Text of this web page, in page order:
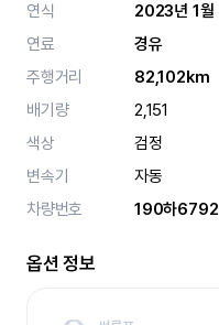
연식
2023년 1월
연료
경유
주행거리
82,102km
배기량
2,151
색상
검정
변속기
자동
차량번호
190하6792
옵션 정보